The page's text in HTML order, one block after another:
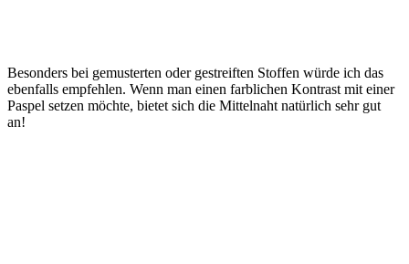
Besonders bei gemusterten oder gestreiften Stoffen würde ich das
ebenfalls empfehlen. Wenn man einen farblichen Kontrast mit einer
Paspel setzen möchte, bietet sich die Mittelnaht natürlich sehr gut
an!